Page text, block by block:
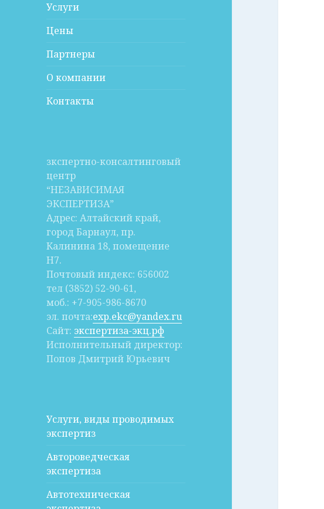
Услуги
Цены
Партнеры
О компании
Контакты
зкспертно-консалтинговый
центр
“НЕЗАВИСИМАЯ
ЭКСПЕРТИЗА”
Адрес: Алтайский край,
город Барнаул, пр.
Калинина 18, помещение
Н7.
Почтовый индекс: 656002
тел (3852) 52-90-61,
моб.: +7-905-986-8670
эл. почта:exp.ekc@yandex.ru
Сайт: экспертиза-экц.рф
Исполнительный директор:
Попов Дмитрий Юрьевич
Услуги, виды проводимых
экспертиз
Автороведческая
экспертиза
Автотехническая